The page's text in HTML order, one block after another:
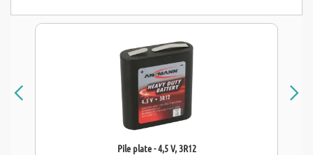
Pile plate - 4,5 V, 3R12